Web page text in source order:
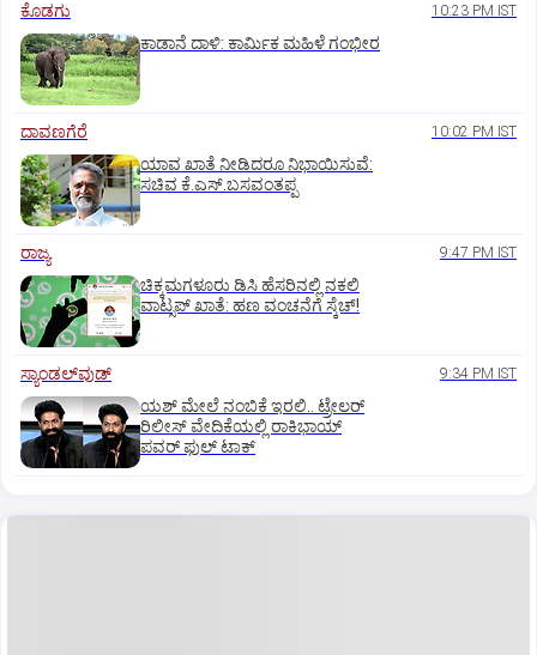
ಕೊಡಗು 10:23 PM IST
ಕಾಡಾನೆ ದಾಳಿ: ಕಾರ್ಮಿಕ ಮಹಿಳೆ ಗಂಭೀರ
ದಾವಣಗೆರೆ 10:02 PM IST
ಯಾವ ಖಾತೆ ನೀಡಿದರೂ ನಿಭಾಯಿಸುವೆ:
ಸಚಿವ ಕೆ.ಎಸ್.ಬಸವಂತಪ್ಪ
ರಾಜ್ಯ 9:47 PM IST
ಚಿಕ್ಕಮಗಳೂರು ಡಿಸಿ ಹೆಸರಿನಲ್ಲಿ ನಕಲಿ
ವಾಟ್ಸಪ್ ಖಾತೆ: ಹಣ ವಂಚನೆಗೆ ಸ್ಕೆಚ್!
ಸ್ಯಾಂಡಲ್‌ವುಡ್‌ 9:34 PM IST
ಯಶ್‌ ಮೇಲೆ ನಂಬಿಕೆ ಇರಲಿ.. ಟ್ರೇಲರ್‌
ರಿಲೀಸ್‌ ವೇದಿಕೆಯಲ್ಲಿ ರಾಕಿಭಾಯ್‌
ಪವರ್‌ ಫುಲ್‌ ಟಾಕ್